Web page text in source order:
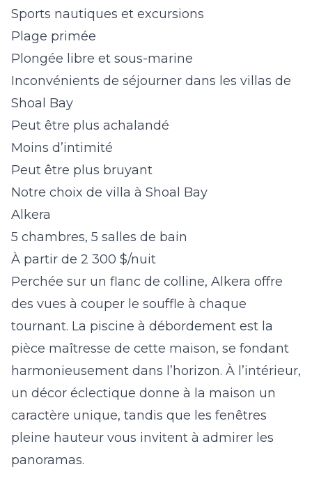
Sports nautiques et excursions
Plage primée
Plongée libre et sous-marine
Inconvénients de séjourner dans les villas de
Shoal Bay
Peut être plus achalandé
Moins d’intimité
Peut être plus bruyant
Notre choix de villa à Shoal Bay
Alkera
5 chambres, 5 salles de bain
À partir de 2 300 $/nuit
Perchée sur un flanc de colline, Alkera offre
des vues à couper le souffle à chaque
tournant. La piscine à débordement est la
pièce maîtresse de cette maison, se fondant
harmonieusement dans l’horizon. À l’intérieur,
un décor éclectique donne à la maison un
caractère unique, tandis que les fenêtres
pleine hauteur vous invitent à admirer les
panoramas.